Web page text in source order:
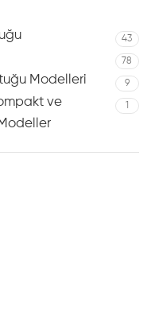
43
78
Modelleri 9
ve
1